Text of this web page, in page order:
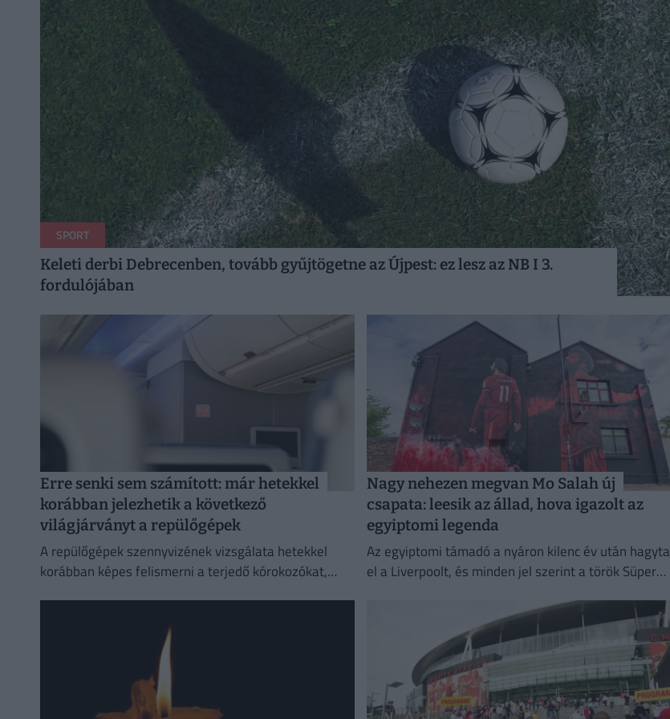
SPORT
Keleti derbi Debrecenben, tovább gyűjtögetne az Újpest: ez lesz az NB I 3.
fordulójában
Erre senki sem számított: már hetekkel
korábban jelezhetik a következő
világjárványt a repülőgépek
A repülőgépek szennyvizének vizsgálata hetekkel
korábban képes felismerni a terjedő kórokozókat,
Nagy nehezen megvan Mo Salah új
csapata: leesik az állad, hova igazolt az
egyiptomi legenda
Az egyiptomi támadó a nyáron kilenc év után hagyta
el a Liverpoolt, és minden jel szerint a török Süper